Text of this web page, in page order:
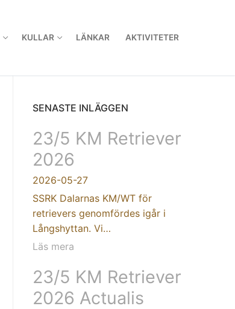
KULLAR LÄNKAR AKTIVITETER
SENASTE INLÄGGEN
23/5 KM Retriever
2026
2026-05-27
SSRK Dalarnas KM/WT för
retrievers genomfördes igår i
Långshyttan. Vi…
Läs mera
23/5 KM Retriever
2026 Actualis